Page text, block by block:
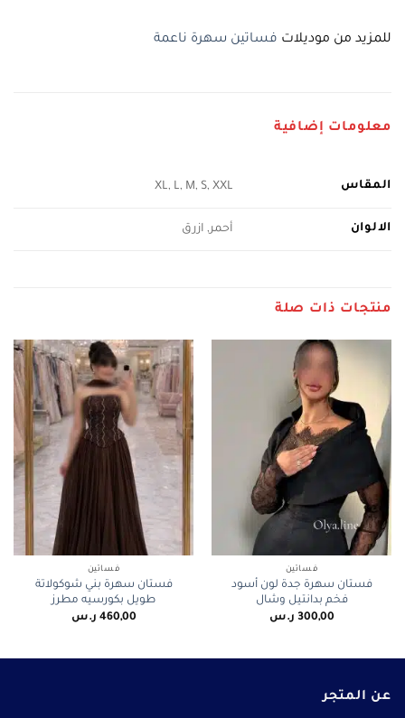
للمزيد من موديلات فساتين سهرة ناعمة
معلومات إضافية
المقاس XL, L, M, S, XXL
الالوان أحمر, ازرق
منتجات ذات صلة
فساتين
فستان سهرة جدة لون أسود
فخم بدانتيل وشال
300,00 ر.س
فساتين
فستان سهرة بني شوكولاتة
طويل بكورسيه مطرز
460,00 ر.س
عن المتجر